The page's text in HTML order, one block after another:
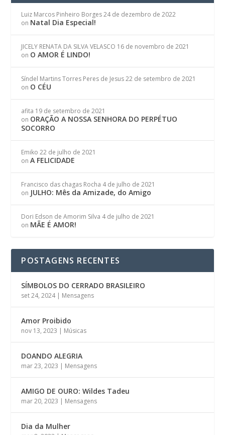
Luiz Marcos Pinheiro Borges 24 de dezembro de 2022
on Natal Dia Especial!
JICELY RENATA DA SILVA VELASCO 16 de novembro de 2021
on O AMOR É LINDO!
Síndel Martins Torres Peres de Jesus 22 de setembro de 2021
on O CÉU
afita 19 de setembro de 2021
on ORAÇÃO A NOSSA SENHORA DO PERPÉTUO
SOCORRO
Emiko 22 de julho de 2021
onA FELICIDADE
Francisco das chagas Rocha 4 de julho de 2021
on JULHO: Mês da Amizade, do Amigo
Dori Edson de Amorim Silva 4 de julho de 2021
on MÃE É AMOR!
POSTAGENS RECENTES
SÍMBOLOS DO CERRADO BRASILEIRO
set 24, 2024| Mensagens
Amor Proibido
nov 13, 2023 | Músicas
DOANDO ALEGRIA
mar 23, 2023 | Mensagens
AMIGO DE OURO: Wildes Tadeu
mar 20, 2023 | Mensagens
Dia da Mulher